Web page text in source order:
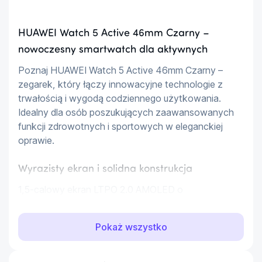
HUAWEI Watch 5 Active 46mm Czarny –
nowoczesny smartwatch dla aktywnych
Poznaj HUAWEI Watch 5 Active 46mm Czarny –
zegarek, który łączy innowacyjne technologie z
trwałością i wygodą codziennego użytkowania.
Idealny dla osób poszukujących zaawansowanych
funkcji zdrowotnych i sportowych w eleganckiej
oprawie.
Wyrazisty ekran i solidna konstrukcja
krystalicznie czysty obraz nawet w pełnym słońcu
(jasność do 3000 nitów). Koperta z tytanu klasy
Pokaż wszystko